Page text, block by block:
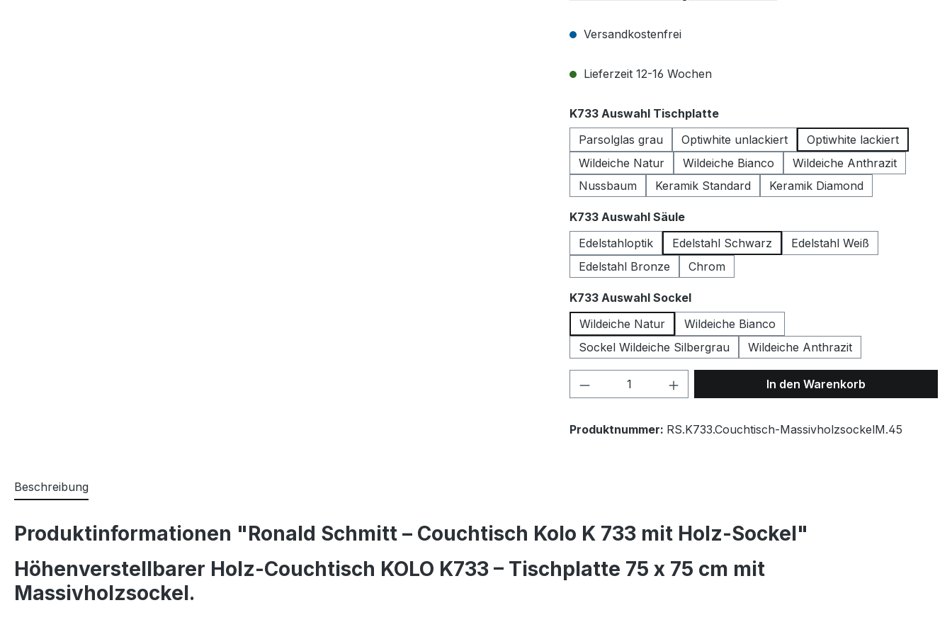
Versandkostenfrei
Lieferzeit 12-16 Wochen
K733 Auswahl Tischplatteauswählen
Parsolglas grau
Optiwhite unlackiert
Optiwhite lackiert
Wildeiche Natur
Wildeiche Bianco
Wildeiche Anthrazit
Nussbaum
Keramik Standard Keramik Diamond
K733 Auswahl Säuleauswählen
Edelstahloptik
Edelstahl Schwarz
Edelstahl Weiß
Edelstahl Bronze
Chrom
K733 Auswahl Sockelauswählen
Wildeiche Natur
Wildeiche Bianco
Sockel Wildeiche Silbergrau
Wildeiche Anthrazit
Produkt Anzahl: Gib den gewünschten Wert
In den Warenkorb
Produktnummer: RS.K733.Couchtisch-MassivholzsockelM.45
Beschreibung
Produktinformationen "Ronald Schmitt – Couchtisch Kolo K 733 mit Holz-Sockel"
Höhenverstellbarer Holz-Couchtisch KOLO K733 – Tischplatte 75 x 75 cm mit
Massivholzsockel.